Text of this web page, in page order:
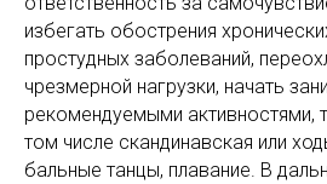
избегать обострения
простудных заболеваний,
чрезмерной нагрузки, начать
рекомендуемыми активностями,
том числе скандинавская или
бальные танцы, плавание. В